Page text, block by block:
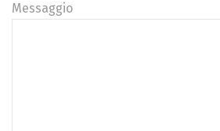
Messaggio